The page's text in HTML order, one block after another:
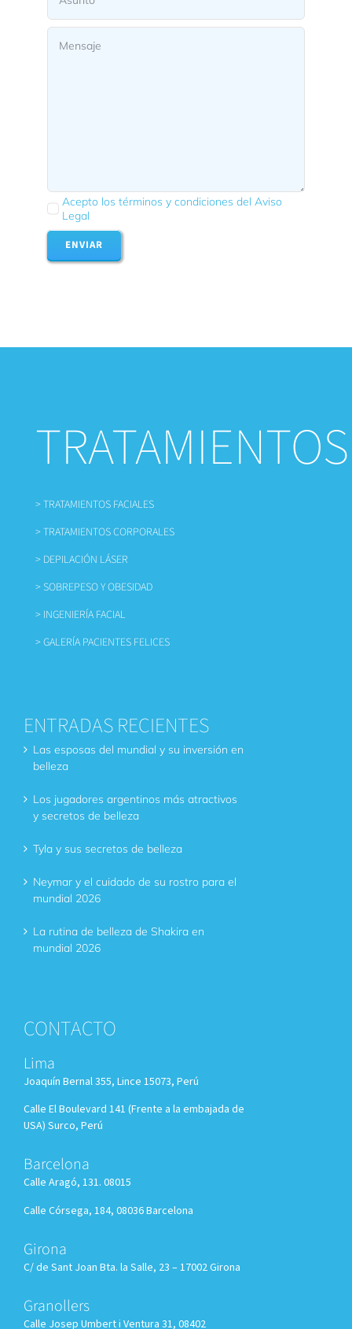
Acepto los términos y condiciones del Aviso
Legal
ENVIAR
CONTACTO
Lima
Joaquín Bernal 355, Lince 15073, Perú
Calle El Boulevard 141 (Frente a la embajada de
USA) Surco, Perú
Barcelona
Calle Aragó, 131. 08015
Calle Córsega, 184, 08036 Barcelona
Girona
C/ de Sant Joan Bta. la Salle, 23 – 17002 Girona
Granollers
Calle Josep Umbert i Ventura 31, 08402
ENTRADAS RECIENTES
Las esposas del mundial y su inversión en
belleza
Los jugadores argentinos más atractivos
y secretos de belleza
Tyla y sus secretos de belleza
Neymar y el cuidado de su rostro para el
mundial 2026
La rutina de belleza de Shakira en
mundial 2026
TRATAMIENTOS
> TRATAMIENTOS FACIALES
> TRATAMIENTOS CORPORALES
> DEPILACIÓN LÁSER
> SOBREPESO Y OBESIDAD
> INGENIERÍA FACIAL
> GALERÍA PACIENTES FELICES